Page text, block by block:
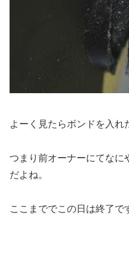
よーく見たらボンドを入れ
つまり前オーナーにてなに
だよね。
ここまででこの日は終了で